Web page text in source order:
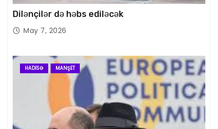
Dilənçilər də həbs ediləcək
May 7, 2026
HADISƏ MANŞET